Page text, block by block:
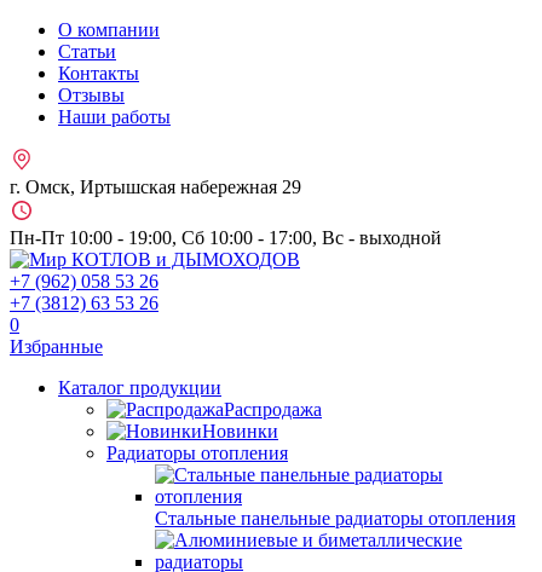
О компании
Статьи
Контакты
Отзывы
Наши работы
г. Омск, Иртышская набережная 29
Пн-Пт 10:00 - 19:00, Сб 10:00 - 17:00, Вс - выходной
+7 (962) 058 53 26
+7 (3812) 63 53 26
0
Избранные
Каталог продукции
Распродажа
Новинки
Радиаторы отопления
Стальные панельные радиаторы отопления